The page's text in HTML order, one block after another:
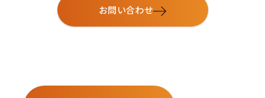
お問い合わせ